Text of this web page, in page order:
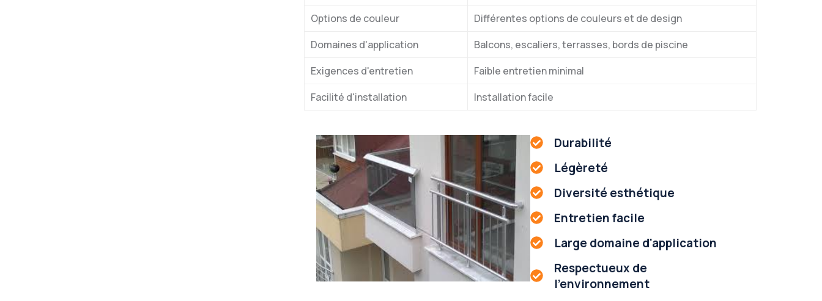
Options de couleur
Différentes options de couleurs et de design
Domaines d'application
Balcons, escaliers, terrasses, bords de piscine
Exigences d'entretien
Faible entretien minimal
Facilité d'installation
Installation facile
Durabilité
Légèreté
Diversité esthétique
Entretien facile
Large domaine d'application
Respectueux de
l'environnement